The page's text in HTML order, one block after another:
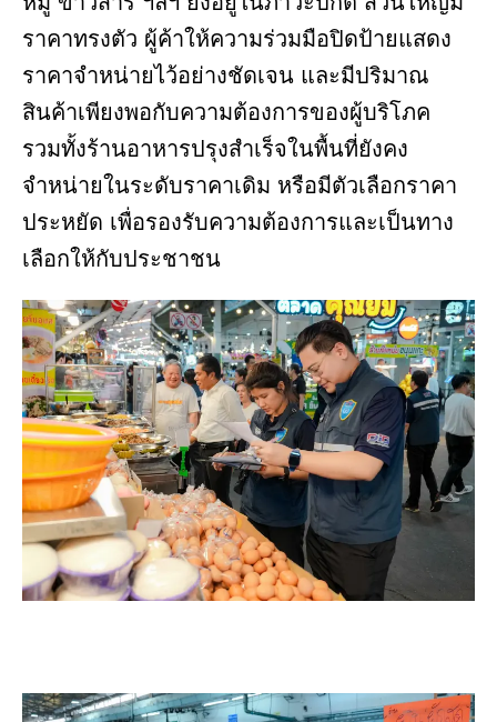
ราคาทรงตัว ผู้ค้าให้ความร่วมมือปิดป้ายแสดง
ราคาจำหน่ายไว้อย่างชัดเจน และมีปริมาณ
สินค้าเพียงพอกับความต้องการของผู้บริโภค
รวมทั้งร้านอาหารปรุงสำเร็จในพื้นที่ยังคง
จำหน่ายในระดับราคาเดิม หรือมีตัวเลือกราคา
ประหยัด เพื่อรองรับความต้องการและเป็นทาง
เลือกให้กับประชาชน